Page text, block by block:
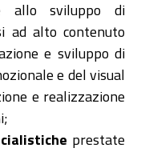
allo sviluppo di
ad alto contenuto
e sviluppo di
e del visual
e realizzazione
prestate